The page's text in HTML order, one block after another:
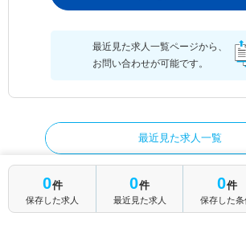
最近見た求人一覧ページから、
お問い合わせが可能です。
最近見た求人一覧
0件
保存した求人
0件
最近見た求人
0件
保存した条
理学療法士の求人を絞り